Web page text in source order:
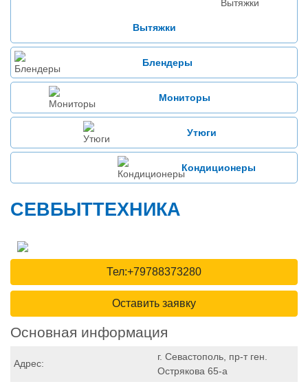
Вытяжки
Блендеры
Мониторы
Утюги
Кондиционеры
СЕВБЫТТЕХНИКА
Тел:+79788373280
Оставить заявку
Основная информация
Адрес:
г. Севастополь, пр-т ген.
Острякова 65-а